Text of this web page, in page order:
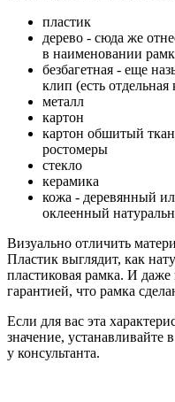
пластик
дерево - сюда же
в наименовании
безбагетная - еще
клип (есть отдельная
металл
картон
картон обшитый
ростомеры
стекло
керамика
кожа - деревянный
оклеенный
Визуально отличить
Пластик выглядит, как
пластиковая рамка. И
гарантией, что рамка
Если для вас эта
значение, устанавливайте
у консультанта.